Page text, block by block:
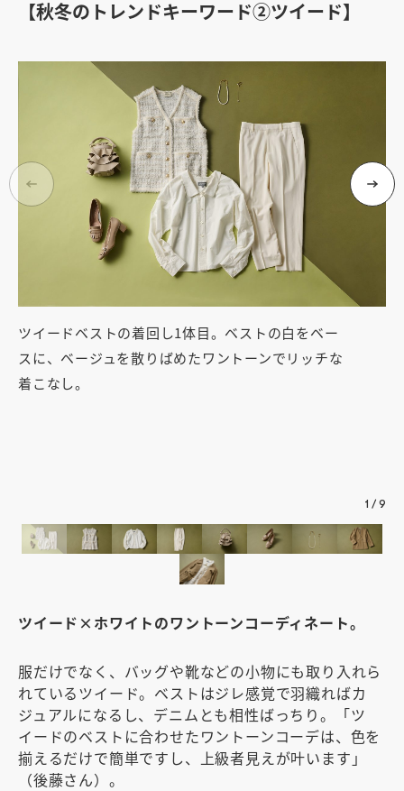
【秋冬のトレンドキーワード②ツイード】
ツイードベストの着回し1体目。ベストの白をベー
スに、ベージュを散りばめたワントーンでリッチな
着こなし。
1 / 9
ツイード×ホワイトのワントーンコーディネート。
服だけでなく、バッグや靴などの小物にも取り入れら
れているツイード。ベストはジレ感覚で羽織ればカ
ジュアルになるし、デニムとも相性ばっちり。「ツ
イードのベストに合わせたワントーンコーデは、色を
揃えるだけで簡単ですし、上級者見えが叶います」
（後藤さん）。